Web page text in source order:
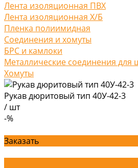
Лента изоляционная ПВХ
Лента изоляционная Х/Б
Пленка полиимидная
Соединения и хомуты
БРС и камлоки
Металлические соединения для
Хомуты
Рукав дюритовый тип 40У-42-3
/ шт
-%
Заказать